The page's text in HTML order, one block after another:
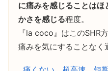
に痛みを感じることは
かさを感じる程度。
『la coco』はこのSHR
痛みを気にすることなく